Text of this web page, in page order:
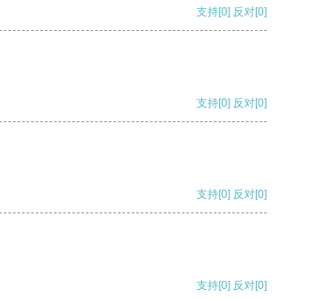
支持[0] 反对[0]
支持[0] 反对[0]
支持[0] 反对[0]
支持[0] 反对[0]